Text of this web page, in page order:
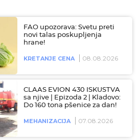
FAO upozorava: Svetu preti
novi talas poskupljenja
hrane!
KRETANJE CENA 08.08.2026
CLAAS EVION 430 ISKUSTVA
sa njive | Epizoda 2 | Kladovo:
Do 160 tona pšenice za dan!
MEHANIZACIJA 07.08.2026